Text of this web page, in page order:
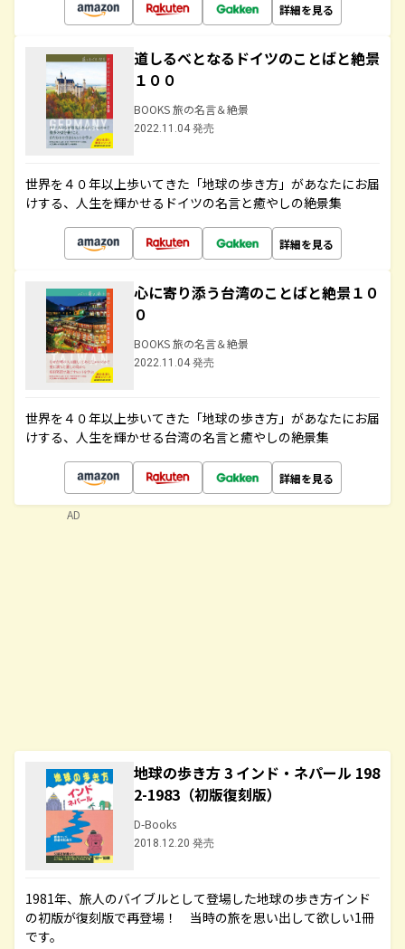
詳細を見る
道しるべとなるドイツのことばと絶景
１００
BOOKS 旅の名言＆絶景
2022.11.04 発売
世界を４０年以上歩いてきた「地球の歩き方」があなたにお届
けする、人生を輝かせるドイツの名言と癒やしの絶景集
詳細を見る
心に寄り添う台湾のことばと絶景１０
０
BOOKS 旅の名言＆絶景
2022.11.04 発売
世界を４０年以上歩いてきた「地球の歩き方」があなたにお届
けする、人生を輝かせる台湾の名言と癒やしの絶景集
詳細を見る
地球の歩き方 3 インド・ネパール 198
2-1983（初版復刻版）
D-Books
2018.12.20 発売
1981年、旅人のバイブルとして登場した地球の歩き方インド
の初版が復刻版で再登場！ 当時の旅を思い出して欲しい1冊
です。
AD